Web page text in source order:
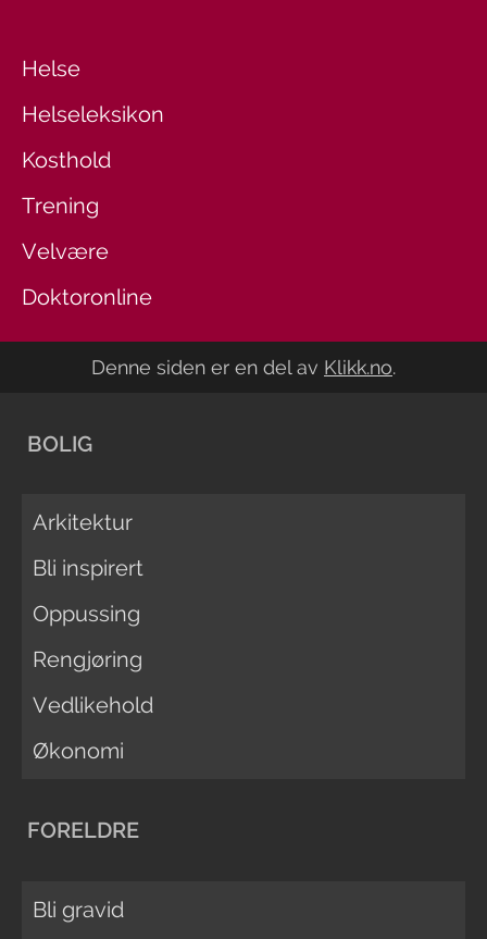
Helse
Helseleksikon
Kosthold
Trening
Velvære
Doktoronline
Denne siden er en del av Klikk.no.
BOLIG
Arkitektur
Bli inspirert
Oppussing
Rengjøring
Vedlikehold
Økonomi
FORELDRE
Bli gravid